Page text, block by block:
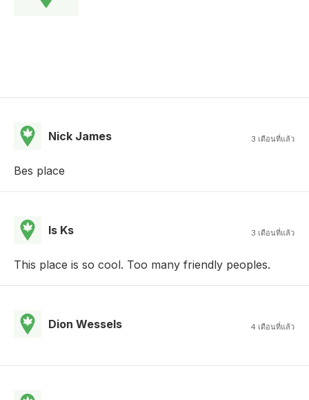
Nick James 3 เดือนที่แล้ว
Bes place
Is Ks 3 เดือนที่แล้ว
This place is so cool. Too many friendly peoples.
Dion Wessels 4 เดือนที่แล้ว